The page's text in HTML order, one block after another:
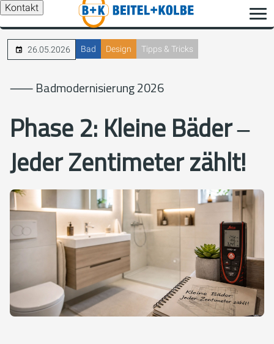
Kontakt
26.05.2026 Bad Design Tipps & Tricks
⸺ Badmodernisierung 2026
Phase 2: Kleine Bäder ‒
Jeder Zentimeter zählt!